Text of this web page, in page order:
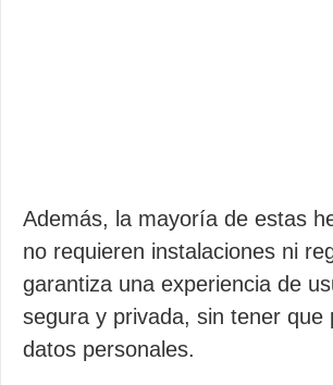
Además, la mayoría de estas
no requieren instalaciones ni
garantiza una experiencia de
segura y privada, sin tener que
datos personales.